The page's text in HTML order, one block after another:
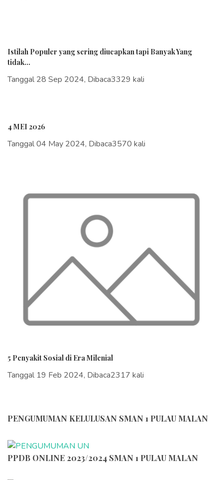
PENGUMUMAN KELULUSAN SMAN 1 PULAU MALAN
PPDB ONLINE 2023/2024 SMAN 1 PULAU MALAN
Istilah Populer yang sering diucapkan tapi Banyak Yang
tidak...
Tanggal 28 Sep 2024, Dibaca3329 kali
4 MEI 2026
Tanggal 04 May 2024, Dibaca3570 kali
5 Penyakit Sosial di Era Milenial
Tanggal 19 Feb 2024, Dibaca2317 kali